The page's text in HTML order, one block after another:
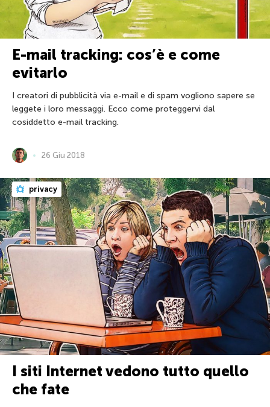
E-mail tracking: cos’è e come
evitarlo
I creatori di pubblicità via e-mail e di spam vogliono sapere se
leggete i loro messaggi. Ecco come proteggervi dal
cosiddetto e-mail tracking.
26 Giu 2018
privacy
I siti Internet vedono tutto quello
che fate